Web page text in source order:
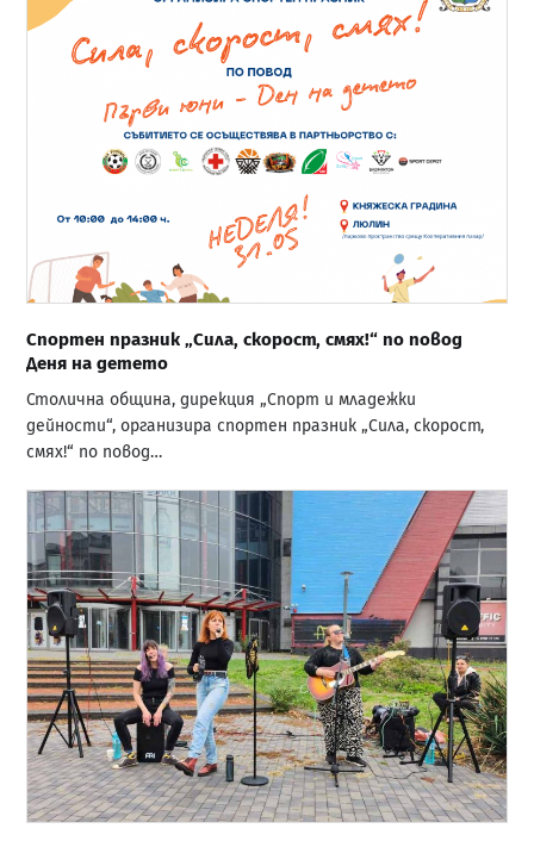
Спортен празник „Сила, скорост, смях!“ по повод
Деня на детето
Столична община, дирекция „Спорт и младежки
дейности“, организира спортен празник „Сила, скорост,
смях!“ по повод…